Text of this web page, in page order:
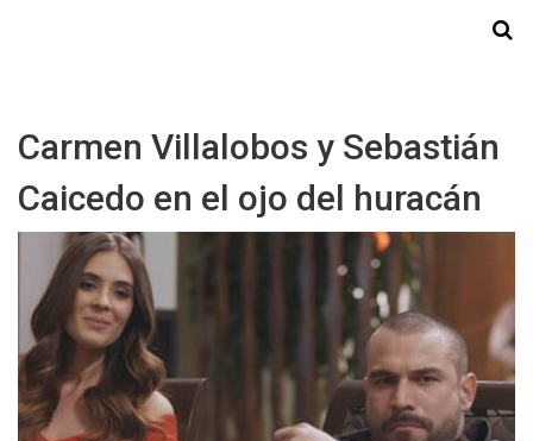
Carmen Villalobos y Sebastián
Caicedo en el ojo del huracán